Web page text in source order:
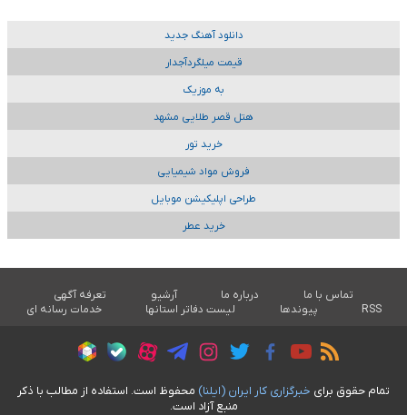
دانلود آهنگ جدید
قیمت میلگردآجدار
به موزیک
هتل قصر طلایی مشهد
خرید تور
فروش مواد شیمیایی
طراحی اپلیکیشن موبایل
خرید عطر
تماس با ما درباره ما آرشیو
تعرفه آگهی
RSS
پیوندها لیست دفاتر استانها خدمات رسانه ای
تمام حقوق برای خبرگزاری کار ايران (ايلنا) محفوظ است. استفاده از مطالب با ذکر
منبع آزاد است.